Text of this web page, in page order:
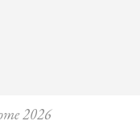
2026